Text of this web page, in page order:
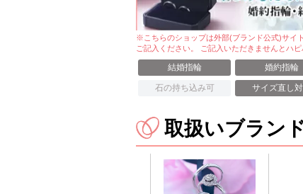
※こちらのショップは外部(ブランド公式)サイ
ご記入ください。 ご記入いただきませんとハ
結婚指輪 婚約指輪
石の持ち込み可 サイズ直し
取扱いブラン